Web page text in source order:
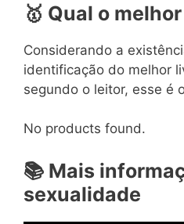
🥇 Qual o melhor
Considerando a
identificação do melhor
segundo o leitor, esse é
No products found.
📚 Mais
sexualidade